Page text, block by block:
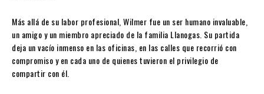
Más allá de su labor profesional, Wilmer fue un ser humano invaluable,
un amigo y un miembro apreciado de la familia Llanogas. Su partida
deja un vacío inmenso en las oficinas, en las calles que recorrió con
compromiso y en cada uno de quienes tuvieron el privilegio de
compartir con él.